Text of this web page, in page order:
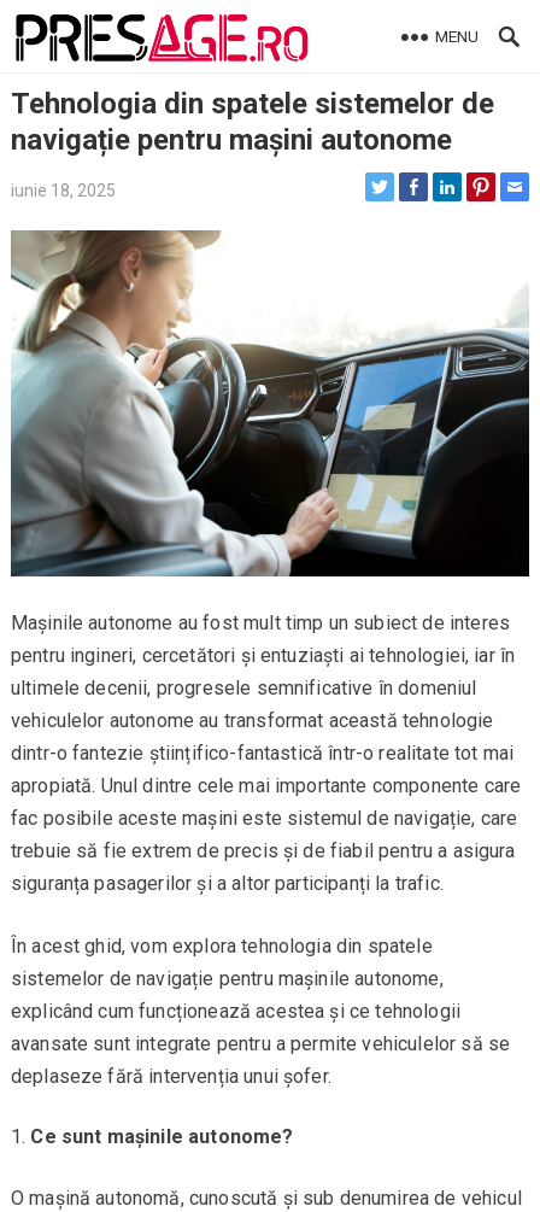
Skip
MENU
Tehnologia din spatele sistemelor de
navigație pentru mașini autonome
iunie 18, 2025
Mașinile autonome au fost mult timp un subiect de interes
pentru ingineri, cercetători și entuziaști ai tehnologiei, iar în
ultimele decenii, progresele semnificative în domeniul
vehiculelor autonome au transformat această tehnologie
dintr-o fantezie științifico-fantastică într-o realitate tot mai
apropiată. Unul dintre cele mai importante componente care
fac posibile aceste mașini este sistemul de navigație, care
trebuie să fie extrem de precis și de fiabil pentru a asigura
siguranța pasagerilor și a altor participanți la trafic.
În acest ghid, vom explora tehnologia din spatele
sistemelor de navigație pentru mașinile autonome,
explicând cum funcționează acestea și ce tehnologii
avansate sunt integrate pentru a permite vehiculelor să se
deplaseze fără intervenția unui șofer.
Ce sunt mașinile autonome?
O mașină autonomă, cunoscută și sub denumirea de vehicul